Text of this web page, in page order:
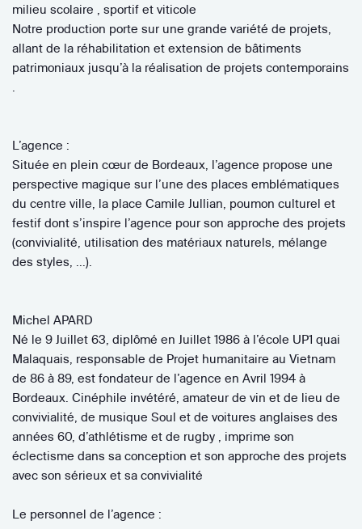
milieu scolaire , sportif et viticole
Notre production porte sur une grande variété de projets,
allant de la réhabilitation et extension de bâtiments
patrimoniaux jusqu’à la réalisation de projets contemporains
L’agence :
Située en plein cœur de Bordeaux, l’agence propose une
perspective magique sur l’une des places emblématiques
du centre ville, la place Camile Jullian, poumon culturel et
festif dont s’inspire l’agence pour son approche des projets
(convivialité, utilisation des matériaux naturels, mélange
des styles, …).
Michel APARD
Né le 9 Juillet 63, diplômé en Juillet 1986 à l’école UP1 quai
Malaquais, responsable de Projet humanitaire au Vietnam
de 86 à 89, est fondateur de l’agence en Avril 1994 à
Bordeaux. Cinéphile invétéré, amateur de vin et de lieu de
convivialité, de musique Soul et de voitures anglaises des
années 60, d’athlétisme et de rugby , imprime son
éclectisme dans sa conception et son approche des projets
avec son sérieux et sa convivialité
Le personnel de l’agence :